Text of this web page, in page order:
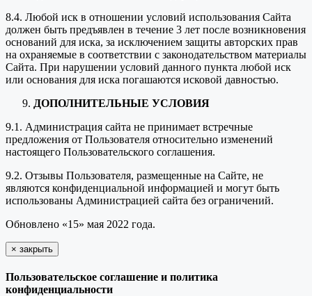
8.4. Любой иск в отношении условий использования Сайта
должен быть предъявлен в течение 3 лет после возникновения
оснований для иска, за исключением защиты авторских прав
на охраняемые в соответствии с законодательством материалы
Сайта. При нарушении условий данного пункта любой иск
или основания для иска погашаются исковой давностью.
ДОПОЛНИТЕЛЬНЫЕ УСЛОВИЯ
9.1. Администрация сайта не принимает встречные
предложения от Пользователя относительно изменений
настоящего Пользовательского соглашения.
9.2. Отзывы Пользователя, размещенные на Сайте, не
являются конфиденциальной информацией и могут быть
использованы Администрацией сайта без ограничений.
Обновлено «15» мая 2022 года.
× закрыть
Пользовательское соглашение и политика
конфиденциальности